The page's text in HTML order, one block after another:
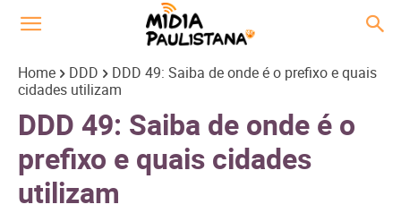
Home DDD
DDD 49: Saiba de onde é o prefixo e quais
cidades utilizam
DDD 49: Saiba de onde é o
prefixo e quais cidades
utilizam